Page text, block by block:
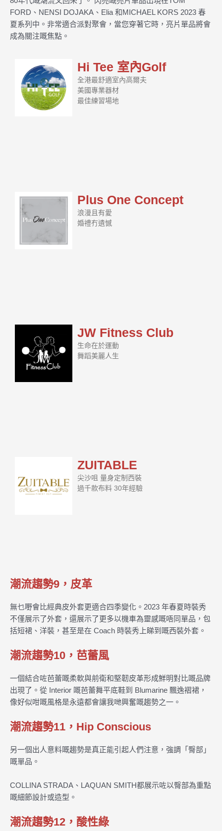
FORD、NENSI DOJAKA、Elia 和MICHAEL KORS 2023 春
夏系列中。非常適合派對聚會，當您穿著它時，亮片單品將會
成為關注嘅焦點。
Hi Tee 室內Golf
全港最舒適室內高爾夫
美國專業器材
最佳練習場地
Plus One Concept
浪漫且有愛
婚禮冇遺憾
JW Fitness Club
生命在於運動
舞蹈美麗人生
ZUITABLE
尖沙咀 量身定制西裝
過千款布料 30年經驗
潮流趨勢9，皮革
無乜嘢會比經典皮外套更適合四季變化。2023 年春夏時裝秀
不僅展示了外套，還展示了更多以機車為靈感嘅唔同單品，包
括短裙、洋裝，甚至是在 Coach 時裝秀上睇到嘅西裝外套。
潮流趨勢10，芭蕾風
一個結合咗芭蕾嘅柔軟與前衛和堅韌皮革形成鮮明對比嘅品牌
出現了。從 Interior 嘅芭蕾舞平底鞋到 Blumarine 飄逸褶裙，
像好似咁嘅風格是永遠都會讓我哋興奮嘅趨勢之一。
潮流趨勢11，Hip Conscious
另一個出人意料嘅趨勢是真正能引起人們注意，強調「臀部」
嘅單品。
COLLINA STRADA、LAQUAN SMITH都展示咗以臀部為重點
嘅細節設計或造型。
潮流趨勢12，酸性綠